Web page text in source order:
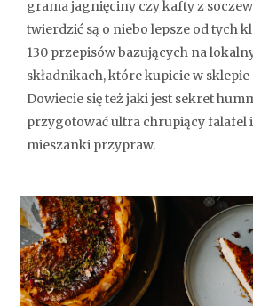
grama jagnięciny czy kafty z
twierdzić są o niebo lepsze od tych
130 przepisów bazujących na
składnikach, które kupicie w
Dowiecie się też jaki jest sekret
przygotować ultra chrupiący falafel
mieszanki przypraw.